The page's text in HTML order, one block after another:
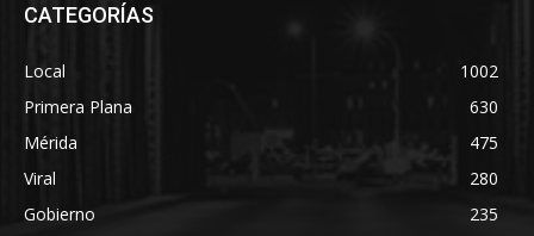
CATEGORÍAS
Local
1002
Primera Plana
630
Mérida
475
Viral
280
Gobierno
235